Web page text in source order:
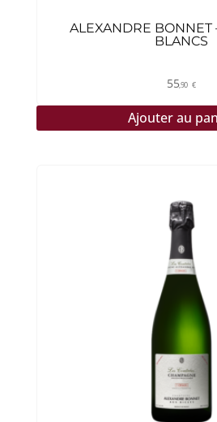
ALEXANDRE BONNET
BLANCS
55,90 €
Ajouter au